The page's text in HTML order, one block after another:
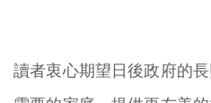
讀者衷心期望日後政府的